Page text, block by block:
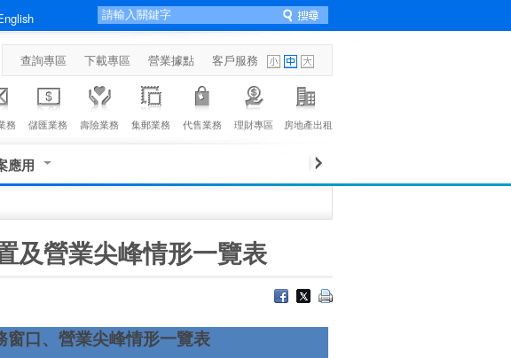
查詢專區 下載專區 營業據點 客戶服務
務 儲匯業務 壽險業務 集郵業務 代售業務 理財專區 房地產出租
應用
及營業尖峰情形一覽表
口、營業尖峰情形一覽表